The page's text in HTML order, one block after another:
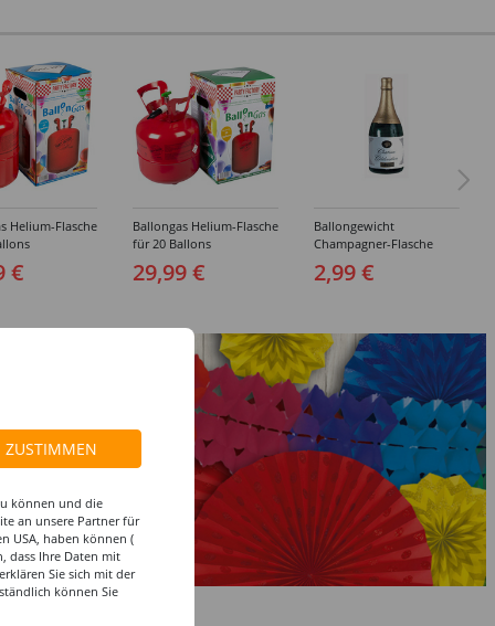
Helium-Flasche
€
Ballongas Helium-Flasche
für 20 Ballons
29,99 €
Ballongewicht
Champagner-Flasche
2,99 €
ZUSTIMMEN
können und die
an unsere Partner für
USA, haben können (
dass Ihre Daten mit
Sie sich mit der
können Sie